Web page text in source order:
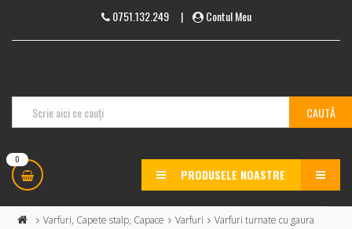
0751.132.249| Contul Meu
0
PRODUSELE NOASTRE MENU
Varfuri, Capete stalp, Capace Varfuri
Varfuri turnate cu gaura